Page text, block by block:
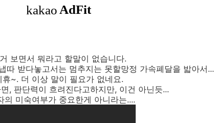
보면서 뭐라고 할말이 없습니다.
따 받다놓고서는 멈추지는 못할망정 가속폐달을 밟아서...
휴~. 더 이상 말이 필요가 없네요.
, 판단력이 흐려진다고하지만, 이건 아닌듯...
의 미숙여부가 중요한게 아니라는....